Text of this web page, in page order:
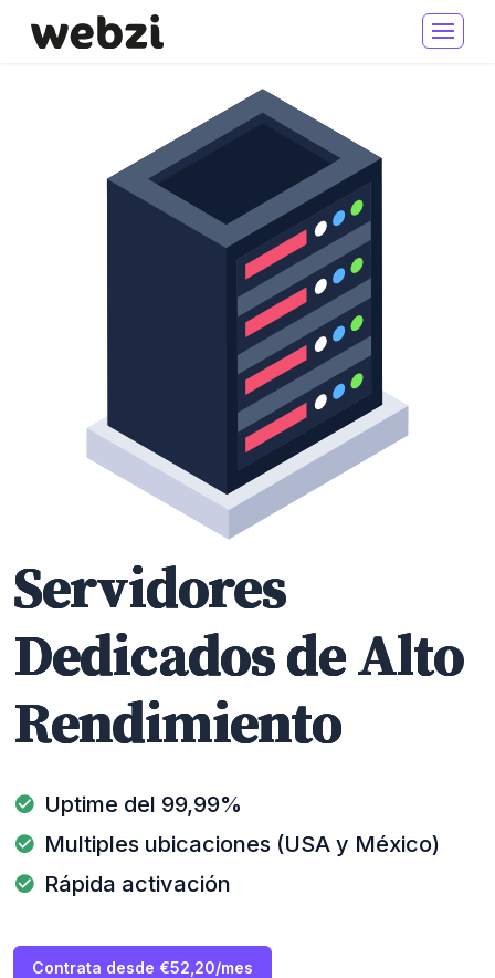
Servidores
Dedicados de Alto
Rendimiento
Uptime del 99,99%
Multiples ubicaciones (USA y México)
Rápida activación
Contrata desde €52,20/mes